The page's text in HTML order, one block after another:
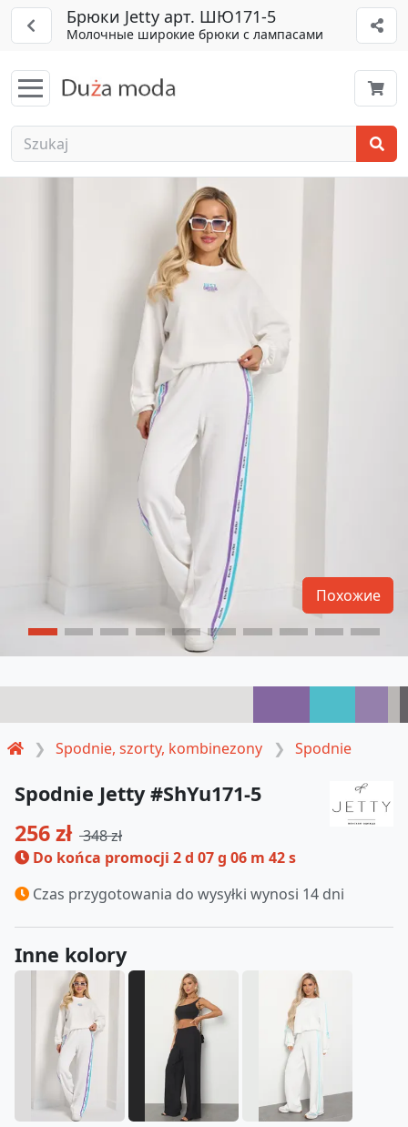
Брюки Jetty арт. ШЮ171-5
Молочные широкие брюки с лампасами
Spodnie, szorty, kombinezony Spodnie
Похожие
Spodnie Jetty #ShYu171-5
256 zł 348 zł
Do końca promocji 2 d 07 g 06 m 41 s
Czas przygotowania do wysyłki wynosi 14 dni
Inne kolory